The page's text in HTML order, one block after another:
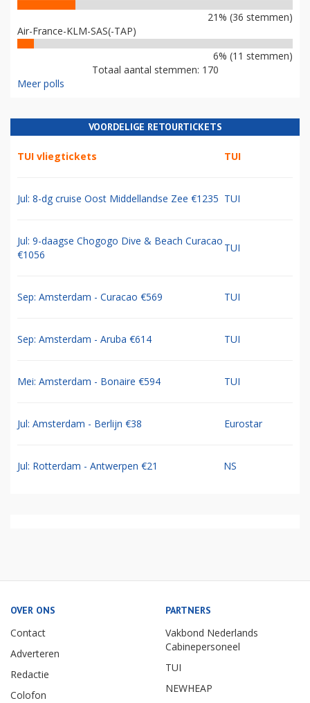
21% (36 stemmen)
Air-France-KLM-SAS(-TAP)
6% (11 stemmen)
Totaal aantal stemmen: 170
Meer polls
VOORDELIGE RETOURTICKETS
TUI vliegtickets TUI
Jul: 8-dg cruise Oost Middellandse Zee €1235 TUI
Jul: 9-daagse Chogogo Dive & Beach Curacao
€1056
TUI
Sep: Amsterdam - Curacao €569 TUI
Sep: Amsterdam - Aruba €614 TUI
Mei: Amsterdam - Bonaire €594 TUI
Jul: Amsterdam - Berlijn €38 Eurostar
Jul: Rotterdam - Antwerpen €21 NS
OVER ONS
Contact
Adverteren
Redactie
Colofon
PARTNERS
Vakbond Nederlands
Cabinepersoneel
TUI
NEWHEAP